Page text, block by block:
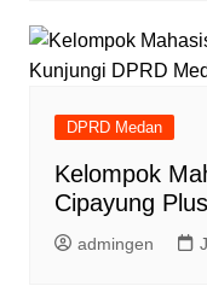
DPRD Medan
Kelompok
Cipayung
admingen